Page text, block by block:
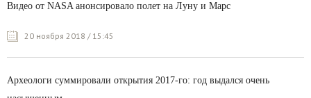
Видео от NASA анонсировало полет на Луну и Марс
20 ноября 2018 / 15:45
Археологи суммировали открытия 2017-го: год выдался очень